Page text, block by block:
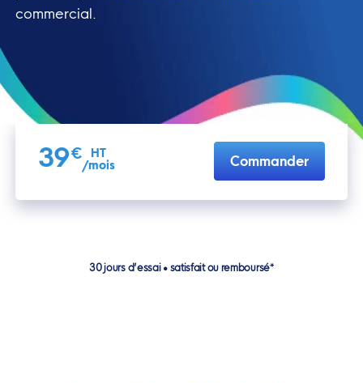
commercial.
39€
HT
/mois
Commander
30 jours d’essai • satisfait ou remboursé*